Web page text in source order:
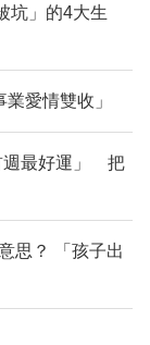
坑」的4大生
愛情雙收」
週最好運」 把
子出